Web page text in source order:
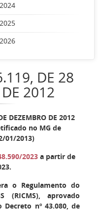
DE 28
2012
DEZEMBRO DE 2012
no MG de
01/2013)
2023 a partir de
o Regulamento do
(RICMS), aprovado
Decreto nº 43.080, de